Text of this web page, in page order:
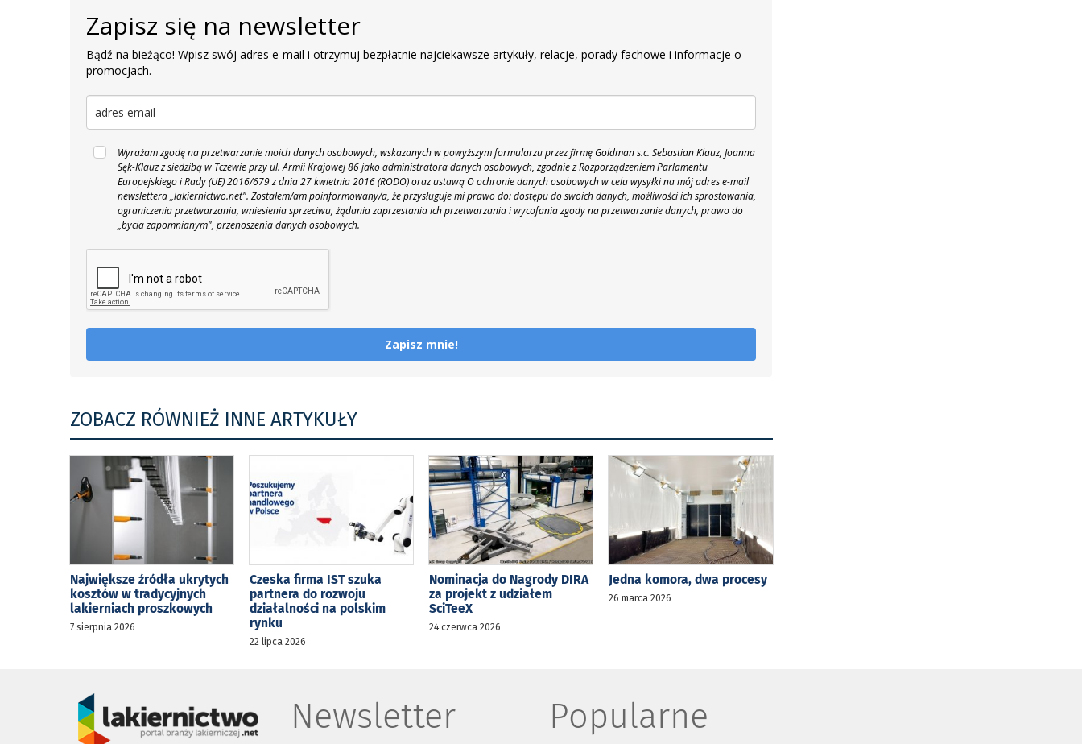
Zapisz się na newsletter
Bądź na bieżąco! Wpisz swój adres e-mail i otrzymuj bezpłatnie najciekawsze artykuły, relacje, porady fachowe i informacje o
promocjach.
Wyrażam zgodę na przetwarzanie moich danych osobowych, wskazanych w powyższym formularzu przez firmę Goldman s.c. Sebastian Klauz, Joanna
Sęk-Klauz z siedzibą w Tczewie przy ul. Armii Krajowej 86 jako administratora danych osobowych, zgodnie z Rozporządzeniem Parlamentu
Europejskiego i Rady (UE) 2016/679 z dnia 27 kwietnia 2016 (RODO) oraz ustawą O ochronie danych osobowych w celu wysyłki na mój adres e-mail
newslettera „lakiernictwo.net". Zostałem/am poinformowany/a, że przysługuje mi prawo do: dostępu do swoich danych, możliwości ich sprostowania,
ograniczenia przetwarzania, wniesienia sprzeciwu, żądania zaprzestania ich przetwarzania i wycofania zgody na przetwarzanie danych, prawo do
„bycia zapomnianym", przenoszenia danych osobowych.
Zapisz mnie!
ZOBACZ RÓWNIEŻ INNE ARTYKUŁY
Największe źródła ukrytych
kosztów w tradycyjnych
lakierniach proszkowych
7 sierpnia 2026
Czeska firma IST szuka
partnera do rozwoju
działalności na polskim
rynku
22 lipca 2026
Nominacja do Nagrody DIRA
za projekt z udziałem
SciTeeX
24 czerwca 2026
Jedna komora, dwa procesy
26 marca 2026
Newsletter Popularne